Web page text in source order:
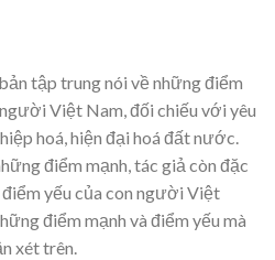
tập trung nói về những điểm
Việt Nam, đối chiếu với yêu
hoá, hiện đại hoá đất nước.
điểm mạnh, tác giả còn đặc
yếu của con người Việt
điểm mạnh và điểm yếu mà
xét trên.